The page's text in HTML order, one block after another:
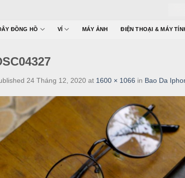
ĐỒNG HỒ VÍ MÁY ẢNH ĐIỆN THOẠI & MÁY
24 Tháng 12, 2020 at 1600 × 1066 in Bao Da